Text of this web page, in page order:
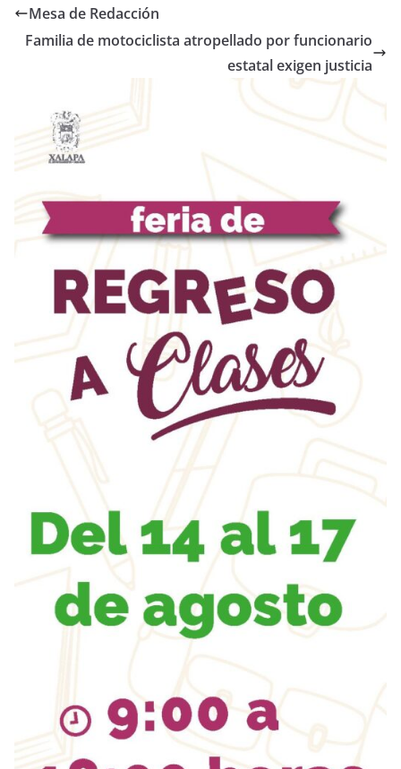
Mesa de Redacción
Familia de motociclista atropellado por funcionario
estatal exigen justicia